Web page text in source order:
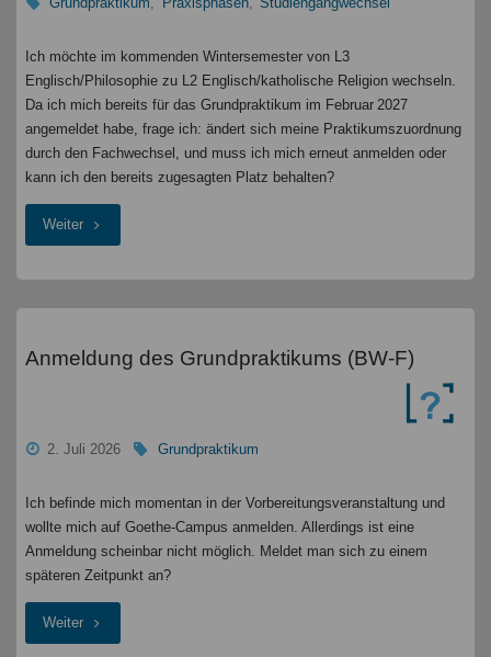
Grundpraktikum, Praxisphasen, Studiengangwechsel
Ich möchte im kommenden Wintersemester von L3
Englisch/Philosophie zu L2 Englisch/katholische Religion wechseln.
Da ich mich bereits für das Grundpraktikum im Februar 2027
angemeldet habe, frage ich: ändert sich meine Praktikumszuordnung
durch den Fachwechsel, und muss ich mich erneut anmelden oder
kann ich den bereits zugesagten Platz behalten?
Weiter"Wechsel
auf
das
bereits
angemeldete
Anmeldung des Grundpraktikums (BW-F)
2. Juli 2026 Grundpraktikum
Ich befinde mich momentan in der Vorbereitungsveranstaltung und
wollte mich auf Goethe-Campus anmelden. Allerdings ist eine
Anmeldung scheinbar nicht möglich. Meldet man sich zu einem
späteren Zeitpunkt an?
Weiter"Anmeldung